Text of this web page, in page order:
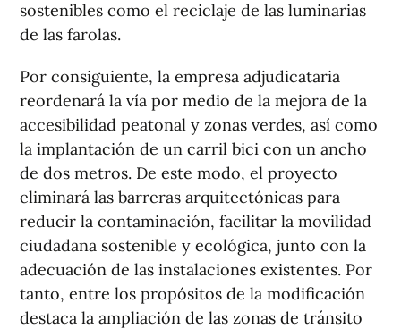
sostenibles como el reciclaje de las luminarias
de las farolas.
Por consiguiente, la empresa adjudicataria
reordenará la vía por medio de la mejora de la
accesibilidad peatonal y zonas verdes, así como
la implantación de un carril bici con un ancho
de dos metros. De este modo, el proyecto
eliminará las barreras arquitectónicas para
reducir la contaminación, facilitar la movilidad
ciudadana sostenible y ecológica, junto con la
adecuación de las instalaciones existentes. Por
tanto, entre los propósitos de la modificación
destaca la ampliación de las zonas de tránsito